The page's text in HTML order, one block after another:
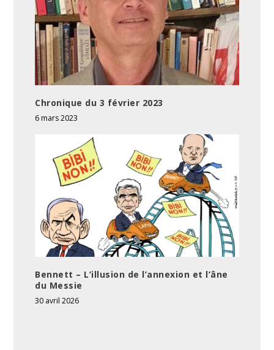
Chronique du 3 février 2023
6 mars 2023
Bennett – L’illusion de l’annexion et l’âne
du Messie
30 avril 2026